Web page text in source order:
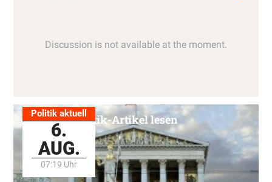
Politik aktuell
6.
AUG.
07:19 Uhr
Alle Politik-Artikel lesen